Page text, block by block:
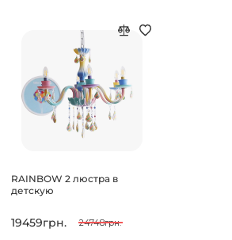
RAINBOW 2 люстра в
детскую
19459грн. 24748грн.